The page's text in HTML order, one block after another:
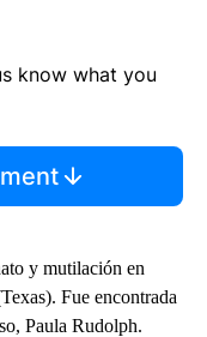
know what you
y mutilación en
Fue encontrada
Paula Rudolph.